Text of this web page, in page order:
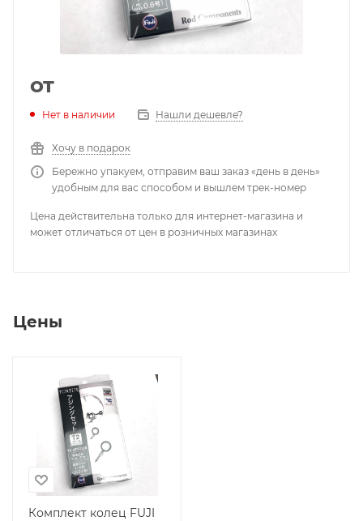
от
Нет в наличии Нашли дешевле?
Хочу в подарок
Бережно упакуем, отправим ваш заказ «день в день»
удобным для вас способом и вышлем трек-номер
Цена действительна только для интернет-магазина и
может отличаться от цен в розничных магазинах
Цены
Комплект колец FUJI